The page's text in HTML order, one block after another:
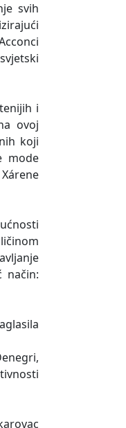
svih
i
ovoj
koji
mode
način: